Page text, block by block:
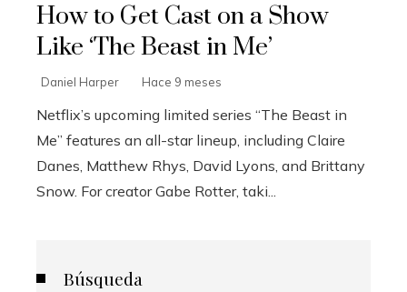
How to Get Cast on a Show
Like ‘The Beast in Me’
Daniel Harper Hace 9 meses
Netflix’s upcoming limited series “The Beast in
Me” features an all-star lineup, including Claire
Danes, Matthew Rhys, David Lyons, and Brittany
Snow. For creator Gabe Rotter, taki...
Búsqueda